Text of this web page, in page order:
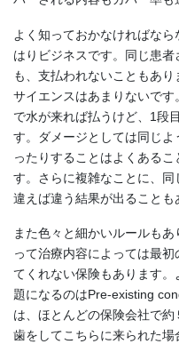
よく知っておかなければな
はりビジネスです。同じ患
も、支払われないこともあ
サイエンスはあまりないで
で水が来れば払うけど、1段
す。ダメージとしては同じ
ったりすることはよくある
す。さらに複雑なことに、
違えば違う結果が出ることも
また色々と細かいルールも
って治療内容によっては最
てくれない保険もあります
題になるのはPre-existing
は、ほとんどの保険会社で
歯をしてこちらに来られた